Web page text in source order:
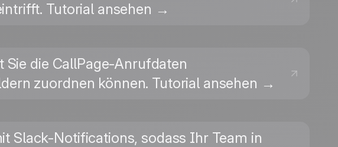
Tutorial ansehen →
die CallPage-Anrufdaten
zuordnen können. Tutorial ansehen →
Slack-Notifications, sodass Ihr Team in